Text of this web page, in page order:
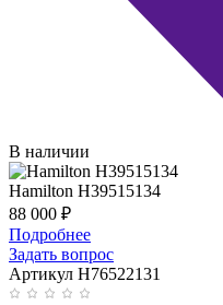
В наличии
Hamilton H39515134
88 000 ₽
Подробнее
Задать вопрос
Артикул H76522131